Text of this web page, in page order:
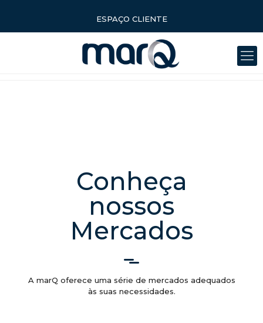
ESPAÇO CLIENTE
Conheça
nossos
Mercados
A marQ oferece uma série de mercados adequados
às suas necessidades.